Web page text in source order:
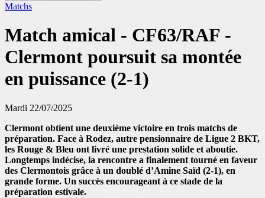
Matchs
Match amical - CF63/RAF -
Clermont poursuit sa montée
en puissance (2-1)
Mardi 22/07/2025
Clermont obtient une deuxième victoire en trois matchs de
préparation. Face à Rodez, autre pensionnaire de Ligue 2 BKT,
les Rouge & Bleu ont livré une prestation solide et aboutie.
Longtemps indécise, la rencontre a finalement tourné en faveur
des Clermontois grâce à un doublé d’Amine Saïd (2-1), en
grande forme. Un succès encourageant à ce stade de la
préparation estivale.